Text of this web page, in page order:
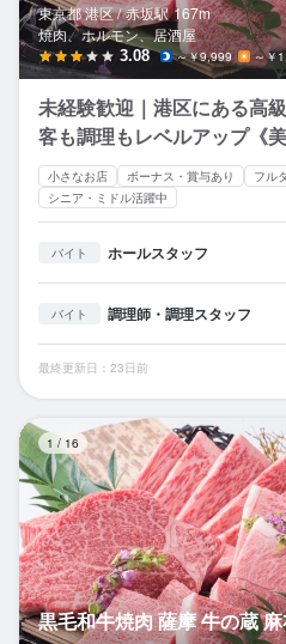
東京都 港区 / 赤坂駅 167m
焼肉、ホルモン、居酒屋
3.08 ～￥9,999 ～￥
未経験歓迎｜港区にある高
客も調理もレベルアップ《
小さなお店 ボーナス・賞与あり フル
シニア・ミドル活躍中
バイト ホールスタッフ
バイト 調理師・調理スタッフ
最終更新日：23日前
1 / 16
黒毛和牛焼肉 薩摩 牛の蔵